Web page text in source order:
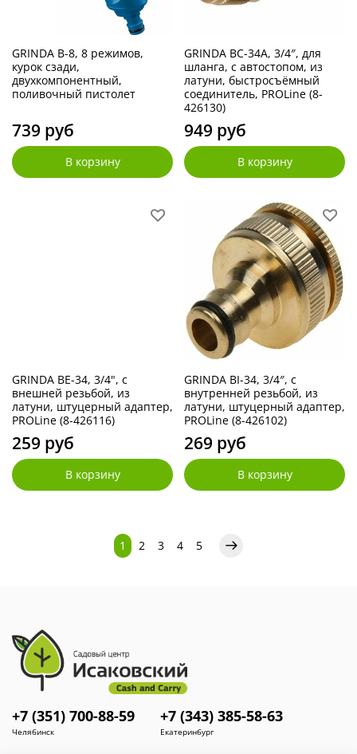
GRINDA B-8, 8 режимов,
курок сзади,
двухкомпонентный,
поливочный пистолет
739 руб
В корзину
GRINDA BC-34A, 3/4″, для
шланга, с автостопом, из
латуни, быстросъёмный
соединитель, PROLine (8-
426130)
949 руб
В корзину
GRINDA BE-34, 3/4", с
внешней резьбой, из
латуни, штуцерный адаптер,
PROLine (8-426116)
259 руб
В корзину
GRINDA BI-34, 3/4″, с
внутренней резьбой, из
латуни, штуцерный адаптер,
PROLine (8-426102)
269 руб
В корзину
1 2 3 4 5
+7 (351) 700-88-59
Челябинск
+7 (343) 385-58-63
Екатеринбург